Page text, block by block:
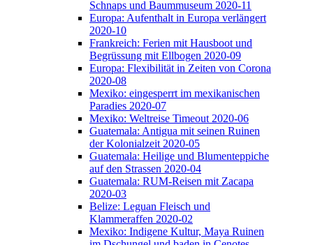
Schnaps und Baummuseum 2020-11
Europa: Aufenthalt in Europa verlängert
2020-10
Frankreich: Ferien mit Hausboot und
Begrüssung mit Ellbogen 2020-09
Europa: Flexibilität in Zeiten von Corona
2020-08
Mexiko: eingesperrt im mexikanischen
Paradies 2020-07
Mexiko: Weltreise Timeout 2020-06
Guatemala: Antigua mit seinen Ruinen
der Kolonialzeit 2020-05
Guatemala: Heilige und Blumenteppiche
auf den Strassen 2020-04
Guatemala: RUM-Reisen mit Zacapa
2020-03
Belize: Leguan Fleisch und
Klammeraffen 2020-02
Mexiko: Indigene Kultur, Maya Ruinen